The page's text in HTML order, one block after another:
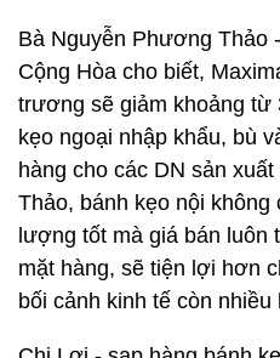
Bà Nguyễn Phương Thảo
Cộng Hòa cho biết,
trương sẽ giảm khoảng từ
kẹo ngoại nhập khẩu, bù
hàng cho các DN sản
Thảo, bánh kẹo nội
lượng tốt mà giá bán luôn
mặt hàng, sẽ tiện lợi hơn
bối cảnh kinh tế còn nhiều